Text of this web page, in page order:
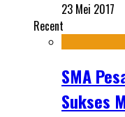
23 Mei 2017
Recent
SMA
Sukses